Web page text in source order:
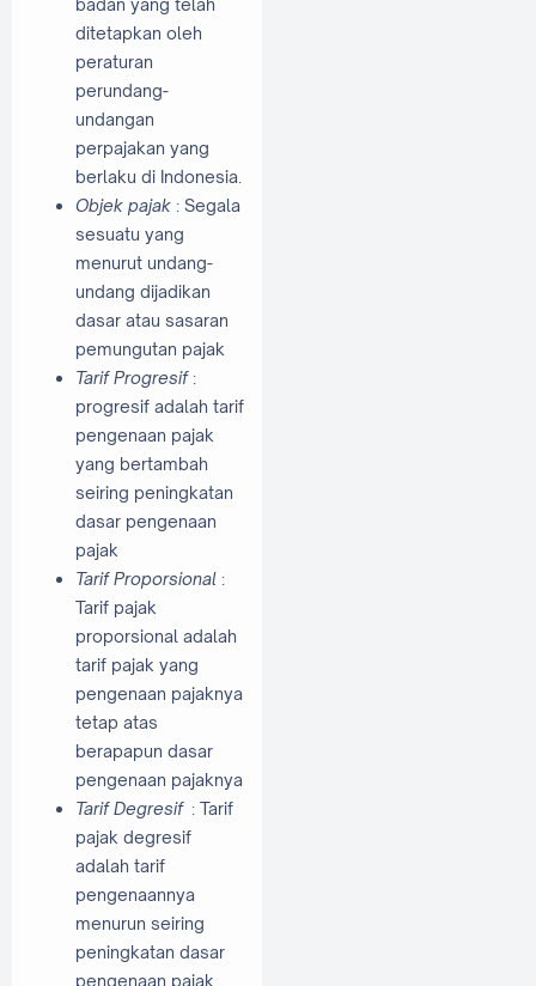
badan yang telah
ditetapkan oleh
peraturan
perundang-
undangan
perpajakan yang
berlaku di Indonesia.
Objek pajak : Segala
sesuatu yang
menurut undang-
undang dijadikan
dasar atau sasaran
pemungutan pajak
Tarif Progresif:
progresif adalah tarif
pengenaan pajak
yang bertambah
seiring peningkatan
dasar pengenaan
pajak
Tarif Proporsional :
Tarif pajak
proporsional adalah
tarif pajak yang
pengenaan pajaknya
tetap atas
berapapun dasar
pengenaan pajaknya
Tarif Degresif : Tarif
pajak degresif
adalah tarif
pengenaannya
menurun seiring
peningkatan dasar
pengenaan pajak